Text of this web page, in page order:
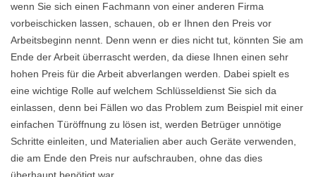
wenn Sie sich einen Fachmann von einer anderen Firma
vorbeischicken lassen, schauen, ob er Ihnen den Preis vor
Arbeitsbeginn nennt. Denn wenn er dies nicht tut, könnten Sie am
Ende der Arbeit überrascht werden, da diese Ihnen einen sehr
hohen Preis für die Arbeit abverlangen werden. Dabei spielt es
eine wichtige Rolle auf welchem Schlüsseldienst Sie sich da
einlassen, denn bei Fällen wo das Problem zum Beispiel mit einer
einfachen Türöffnung zu lösen ist, werden Betrüger unnötige
Schritte einleiten, und Materialien aber auch Geräte verwenden,
die am Ende den Preis nur aufschrauben, ohne das dies